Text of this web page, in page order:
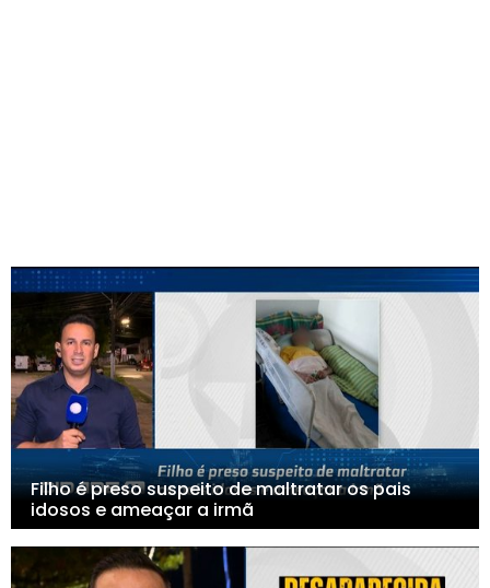
Filho é preso suspeito de maltratar os pais
idosos e ameaçar a irmã